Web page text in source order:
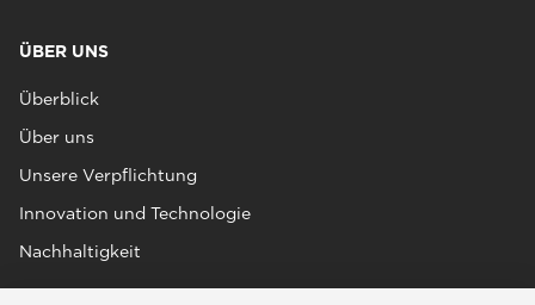
ÜBER UNS
Überblick
Über uns
Unsere Verpflichtung
Innovation und Technologie
Nachhaltigkeit